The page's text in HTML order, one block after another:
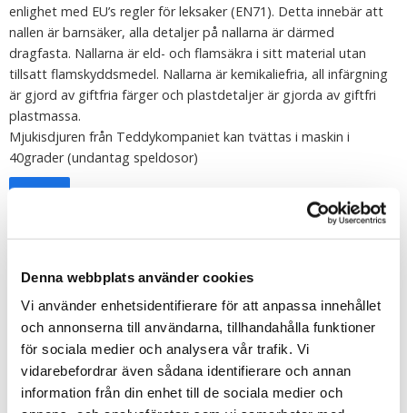
Denna webbplats använder cookies
Vi använder enhetsidentifierare för att anpassa innehållet
och annonserna till användarna, tillhandahålla funktioner
för sociala medier och analysera vår trafik. Vi
vidarebefordrar även sådana identifierare och annan
information från din enhet till de sociala medier och
enlighet med EU’s regler för leksaker (EN71). Detta innebär att
nallen är barnsäker, alla detaljer på nallarna är därmed
dragfasta. Nallarna är eld- och flamsäkra i sitt material utan
tillsatt flamskyddsmedel. Nallarna är kemikaliefria, all infärgning
är gjord av giftfria färger och plastdetaljer är gjorda av giftfri
plastmassa.
Mjukisdjuren från Teddykompaniet kan tvättas i maskin i
40grader (undantag speldosor)
Tipsa
Upptäck mer
Till barnet/Till nyfödd
Doppresenter
Värmenallar
Teddykompaniets Nallar
Kaniner Gosedjur
Påsk